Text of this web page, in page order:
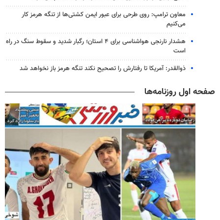
معاون ترامپ: روی طرحی برای عبور ایمن کشتی‌ها از تنگه هرمز کار
می‌کنیم
هشدار نارنجی هواشناسی برای ۴ استان؛ رگبار شدید و سقوط سنگ در راه
است
ذوالقدر: آمریکا تا رفتارش را تصحیح نکند تنگه هرمز باز نخواهد شد
صفحه اول روزنامه‌ها